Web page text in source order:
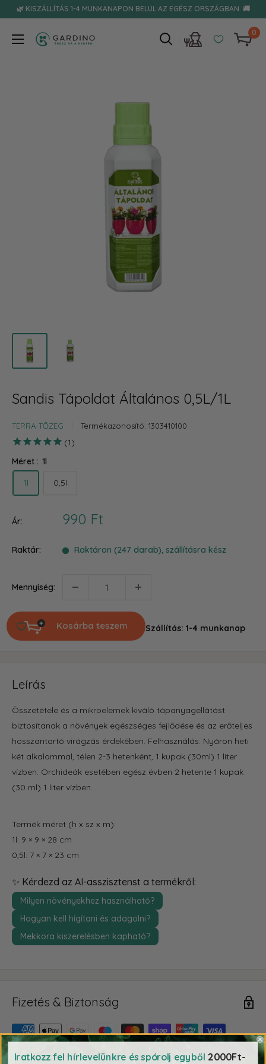
Tovább🌿 KISZÁLLÍTÁS 1-4 MUNKANAPON BELÜL AZ EGÉSZ ORSZÁGBAN. 🚚
Gardino
0
Sandis Tápoldat Általános 0,5L/1L
TERRA-TŐZEG Termékazonosító: 1303410100
1
Méret : 1l
1l
0,5l
Ár:
Akciós
990 Ft
Raktár: Raktáron (247 darab), szállításra kész
Mennyiség:
Kosárba teszem Szállítás: 1-4 munkanap
Leírás
Összetétele és a mikroelemek kiváló tápanyagellátást
biztosítanak a növények egészséges fejlődése és az erőteljes
hosszantartó virágzás érdekében. Felhasználás: Nyáron heti
két alkalommal, télen 2-3 hetenként, 1 kupak (30ml) 1 liter
vízben. Orchideák esetében egész évben 2 hetente 1 kupak
(30 ml) 1 liter vízben.
Termék méret (h x sz x m):
1l: 9 × 9 × 28 cm
0,5l: 7 × 7 × 23 cm
✨ Kérdezd az AI-asszisztenst a termékről:
Milyen növényekhez használható?
Hogyan kell hígítani és adagolni?
Mekkora kiszerelésben kapható?
Fizetés & Biztonság
Fizetési adatait biztonságosan dolgozzuk fel. Nem tárolunk
Iratkozz fel hírlevelünkre és spórolj egyből 2000Ft-